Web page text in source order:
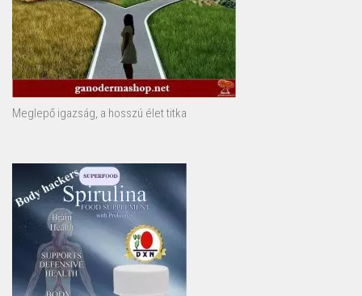
Meglepő igazság, a hosszú élet titka